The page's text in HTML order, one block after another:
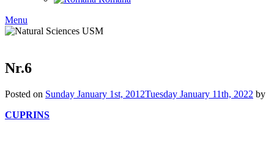
Menu
Nr.6
Posted on Sunday January 1st, 2012Tuesday January 11th, 2022 by
CUPRINS